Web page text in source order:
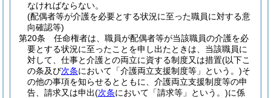
なければならない。
(配偶者等が介護を必要とする状況に至った職員に対する意
向確認等)
第20条
任命権者は、職員が配偶者等が当該職員の介護を必
要とする状況に至ったことを申し出たときは、当該職員に
対して、仕事と介護との両立に資する制度又は措置(以下こ
の条及び次条において「介護両立支援制度等」という。)そ
の他の事項を知らせるとともに、介護両立支援制度等の申
告、請求又は申出(次条において「請求等」という。)に係